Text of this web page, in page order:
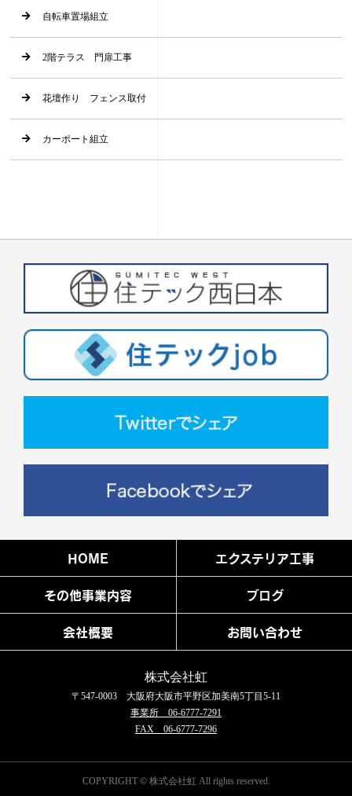
自転車置場組立
2階テラス 門扉工事
花壇作り フェンス取付
カーポート組立
HOME エクステリア工事
その他事業内容 ブログ
会社概要 お問い合わせ
株式会社虹
〒547-0003 大阪府大阪市平野区加美南5丁目5-11
事業所 06-6777-7291
FAX 06-6777-7296
COPYRIGHT © 株式会社虹 All rights reserved.